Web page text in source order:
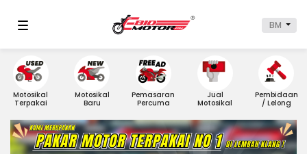
BM
Motosikal
Terpakai
Motosikal
Baru
Pemasaran
Percuma
Jual
Motosikal
Pembidaan
/ Lelong